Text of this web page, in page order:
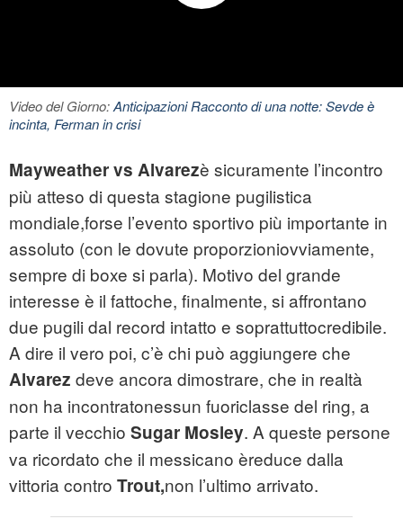
Video del Giorno:Anticipazioni Racconto di una notte: Sevde è
incinta, Ferman in crisi
Mayweather vs Alvarezè sicuramente l’incontro
più atteso di questa stagione pugilistica
mondiale,forse l’evento sportivo più importante in
assoluto (con le dovute proporzioniovviamente,
sempre di boxe si parla). Motivo del grande
interesse è il fattoche, finalmente, si affrontano
due pugili dal record intatto e soprattuttocredibile.
A dire il vero poi, c’è chi può aggiungere che
Alvarez deve ancora dimostrare, che in realtà
non ha incontratonessun fuoriclasse del ring, a
parte il vecchio Sugar Mosley. A queste persone
va ricordato che il messicano èreduce dalla
vittoria contro Trout,non l’ultimo arrivato.